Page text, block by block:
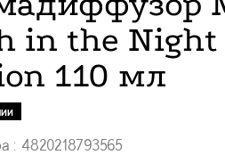
in the
110 мл
: 4820218793565